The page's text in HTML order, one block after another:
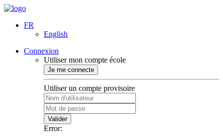
FR
English
Connexion
Utiliser mon compte école
Je me connecte
Utiliser un compte provisoire
Valider
Error: